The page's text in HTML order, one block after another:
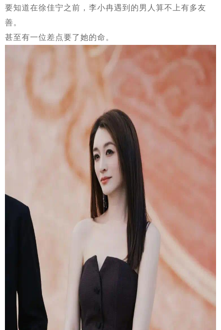
要知道在徐佳宁之前，李小冉遇到的男人算不上有多友
善。
甚至有一位差点要了她的命。